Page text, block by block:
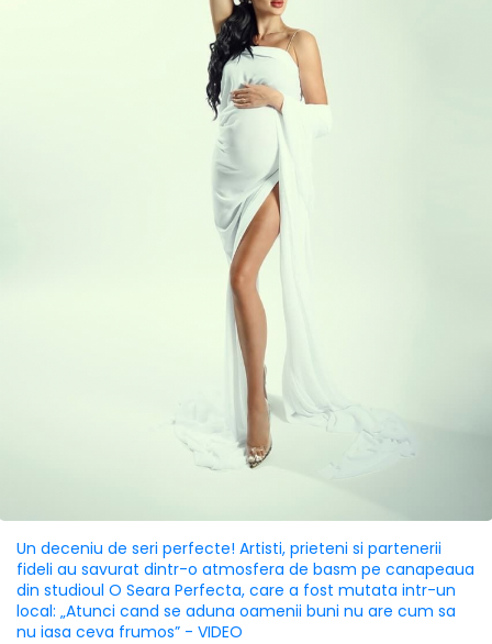
Un deceniu de seri perfecte! Artisti, prieteni si partenerii
fideli au savurat dintr-o atmosfera de basm pe canapeaua
din studioul O Seara Perfecta, care a fost mutata intr-un
local: „Atunci cand se aduna oamenii buni nu are cum sa
nu iasa ceva frumos” - VIDEO